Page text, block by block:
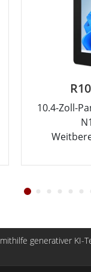
10.4-Zoll-
generativer